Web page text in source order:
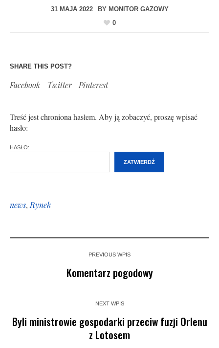
31 MAJA 2022 BY MONITOR GAZOWY
0
SHARE THIS POST?
Facebook Twitter Pinterest
Treść jest chroniona hasłem. Aby ją zobaczyć, proszę wpisać
hasło:
HASŁO:
news, Rynek
PREVIOUS WPIS
Komentarz pogodowy
NEXT WPIS
Byli ministrowie gospodarki przeciw fuzji Orlenu
z Lotosem